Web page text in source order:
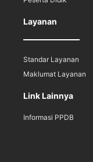
Layanan
Standar Layanan
Maklumat Layanan
Link Lainnya
Informasi PPDB